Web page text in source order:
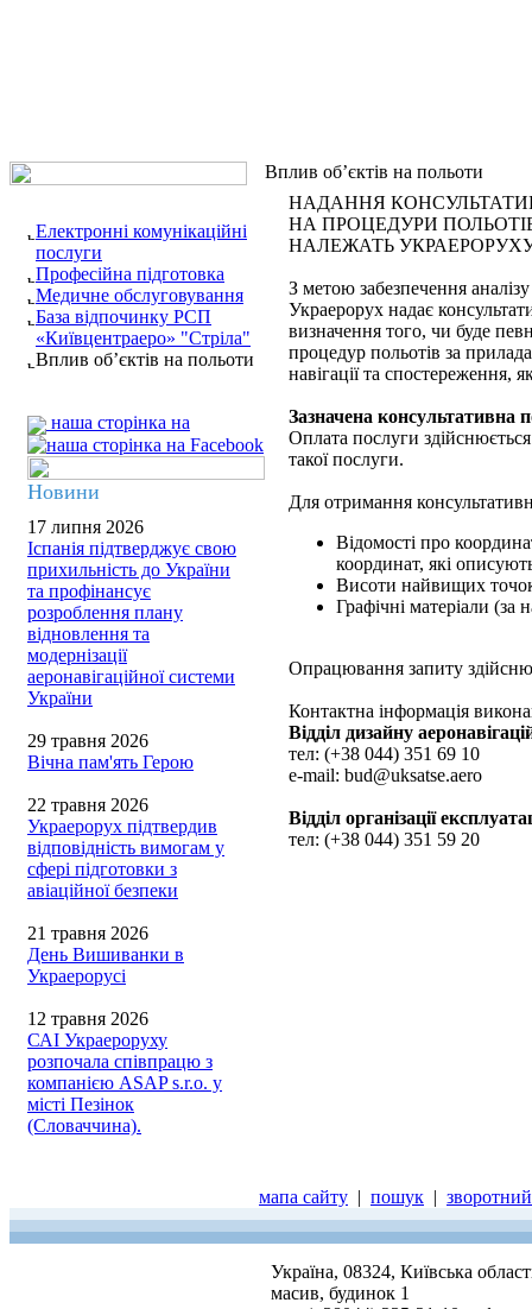
Електронні комунікаційні
послуги
Професійна підготовка
Медичне обслуговування
База відпочинку РСП
«Київцентраеро» "Стріла"
Вплив об’єктів на польоти
наша сторінка на
Новини
17 липня 2026
Іспанія підтверджує свою
прихильність до України
та профінансує
розроблення плану
відновлення та
модернізації
аеронавігаційної системи
України
29 травня 2026
Вічна пам'ять Герою
22 травня 2026
Украерорух підтвердив
відповідність вимогам у
сфері підготовки з
авіаційної безпеки
21 травня 2026
День Вишиванки в
Украерорусі
12 травня 2026
САІ Украероруху
розпочала співпрацю з
компанією ASAP s.r.o. у
місті Пезінок
(Словаччина).
Вплив об’єктів на польоти
НАДАННЯ
НА ПРОЦЕДУРИ
НАЛЕЖАТЬ
З метою забезпечення
Украерорух надає
визначення того, чи буде
процедур польотів за
навігації та спостереження,
Зазначена консультативна
Оплата послуги
такої послуги.
Для отримання
Відомості про
координат, які
Висоти найвищих точок
Графічні матеріали (за
Опрацювання запиту
Контактна інформація
Відділ дизайну
тел: (+38 044) 351 69 10
e-mail: bud@uksatse.aero
Відділ організації
тел: (+38 044) 351 59 20
мапа сайту | пошук |
Україна, 08324, Київська
масив, будинок 1